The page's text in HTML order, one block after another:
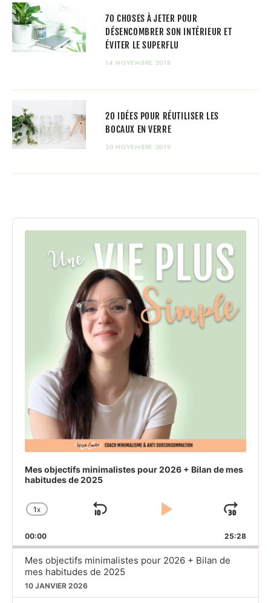
70 CHOSES À JETER POUR
DÉSENCOMBRER SON INTÉRIEUR ET
ÉVITER LE SUPERFLU
14 NOVEMBRE 2018
20 IDÉES POUR RÉUTILISER LES
BOCAUX EN VERRE
20 NOVEMBRE 2019
Audio
Player
Mes objectifs minimalistes pour 2026 + Bilan de mes
habitudes de 2025
CHANGE
RATE
1X
SKIP
PLAY
PAUSE
00:00 25:28
Mes objectifs minimalistes pour 2026 + Bilan de
mes habitudes de 2025
10 JANVIER 2026